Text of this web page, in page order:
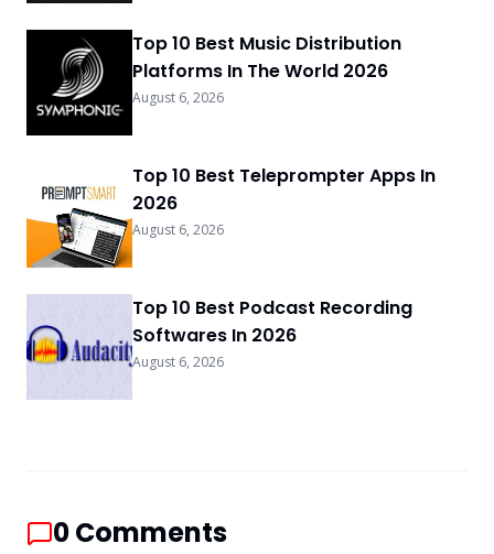
Top 10 Best Music Distribution
Platforms In The World 2026
August 6, 2026
Top 10 Best Teleprompter Apps In
2026
August 6, 2026
Top 10 Best Podcast Recording
Softwares In 2026
August 6, 2026
0Comments